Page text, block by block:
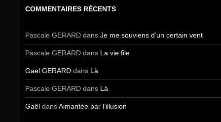
COMMENTAIRES RÉCENTS
Pascale GERARD dans Je me souviens d’un certain vent
Pascale GERARD dans La vie file
Gael GERARD dans Là
Pascale GERARD dans Là
Gaël dansAimantée par l’illusion